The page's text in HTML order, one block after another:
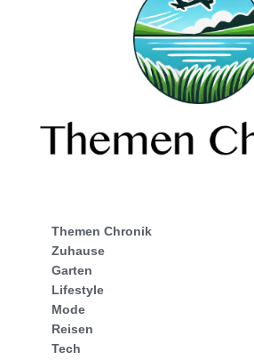
Themen Chronik
Zuhause
Garten
Lifestyle
Mode
Reisen
Tech